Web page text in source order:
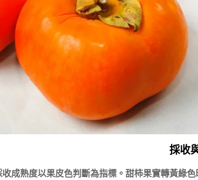
採收
收成熟度以果皮色判斷為指標。甜柿果實轉黃綠